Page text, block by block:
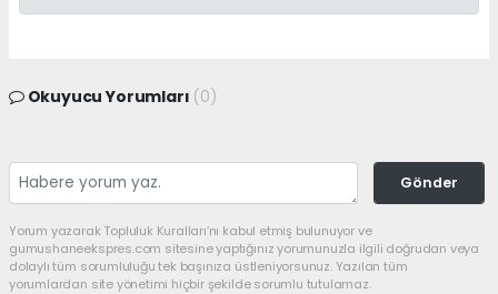
Okuyucu Yorumları (0)
Gönder
Yorum yazarak Topluluk Kuralları’nı kabul etmiş bulunuyor ve
gumushaneekspres.com sitesine yaptığınız yorumunuzla ilgili doğrudan veya
dolaylı tüm sorumluluğu tek başınıza üstleniyorsunuz. Yazılan tüm
yorumlardan site yönetimi hiçbir şekilde sorumlu tutulamaz.